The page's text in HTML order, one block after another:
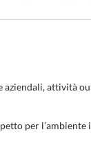
attività
per